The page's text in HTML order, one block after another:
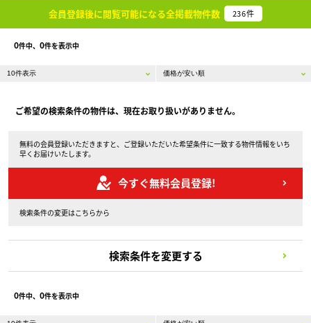
会員登録後に閲覧可能になる全掲載物件数 236件
0件中、 0件を表示中
ご希望の検索条件の物件は、現在お取り扱いがありません。
無料の会員登録いただきますと、ご登録いただいた希望条件に一致する物件情報をいち
早くお届けいたします。
今すぐ無料会員登録!
検索条件の変更はこちらから
検索条件を変更する
0件中、 0件を表示中